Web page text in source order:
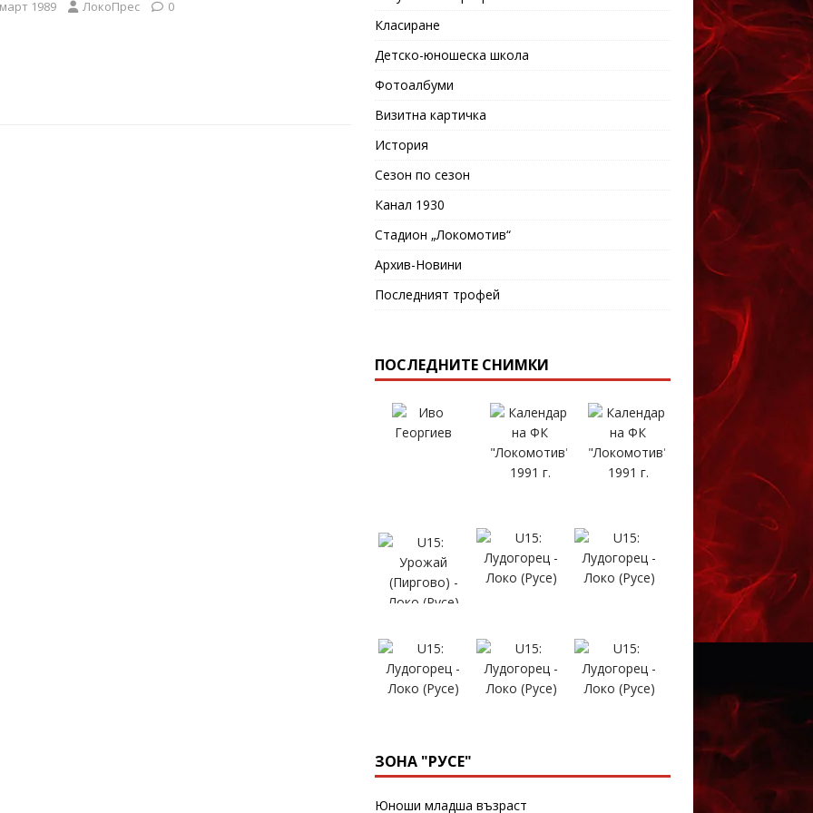
1989 ЛокоПрес 0
Класиране
Детско-юношеска школа
Фотоалбуми
Визитна картичка
История
Сезон по сезон
Канал 1930
Стадион „Локомотив“
Архив-Новини
Последният трофей
ПОСЛЕДНИТЕ СНИМКИ
ЗОНА "РУСЕ"
Юноши младша възраст